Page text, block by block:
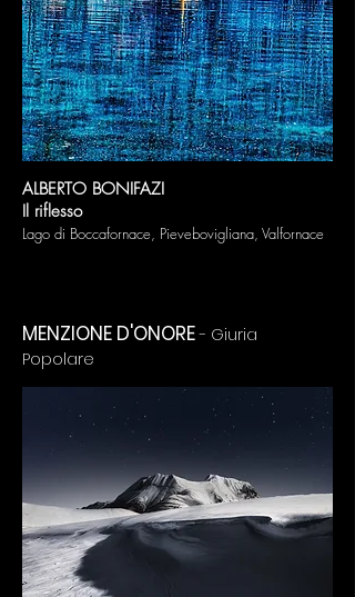
ALBERTO BONIFAZI
Il riflesso
Lago di Boccafornace, Pievebovigliana, Valfornace
MENZIONE D'ONORE- Giuria
Popolare